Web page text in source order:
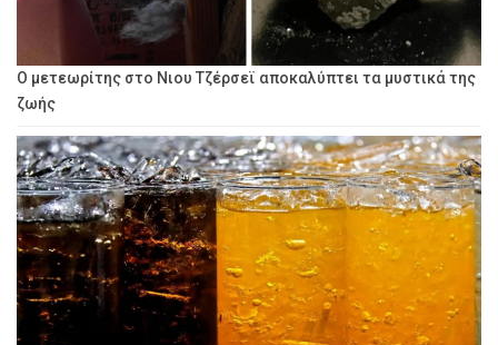
Ο μετεωρίτης στο Νιου Τζέρσεϊ αποκαλύπτει τα μυστικά της
ζωής